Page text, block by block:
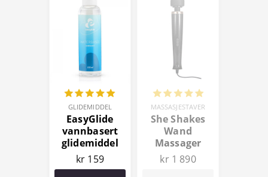
GLIDEMIDDEL
EasyGlide
vannbasert
glidemiddel
150 ml
kr 159
MASSASJESTAVER
She Shakes
Wand
Massager
kr 1 890